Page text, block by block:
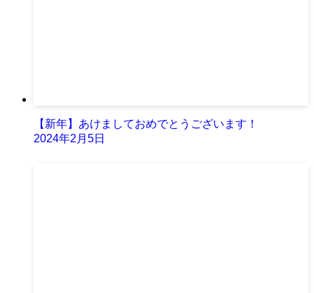
【新年】あけましておめでとうございます！
2024年2月5日